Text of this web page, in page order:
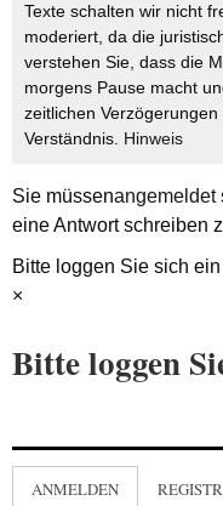
Texte schalten wir nicht
moderiert, da die
verstehen Sie, dass die
morgens Pause macht
zeitlichen
Verständnis. Hinweis
Sie müssenangemeldet
eine Antwort schreiben
Bitte loggen Sie sich ein
×
Bitte loggen
ANMELDEN